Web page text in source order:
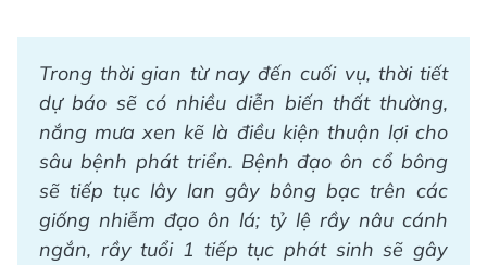
Trong thời gian từ nay đến cuối vụ, thời tiết
dự báo sẽ có nhiều diễn biến thất thường,
nắng mưa xen kẽ là điều kiện thuận lợi cho
sâu bệnh phát triển. Bệnh đạo ôn cổ bông
sẽ tiếp tục lây lan gây bông bạc trên các
giống nhiễm đạo ôn lá; tỷ lệ rầy nâu cánh
ngắn, rầy tuổi 1 tiếp tục phát sinh sẽ gây